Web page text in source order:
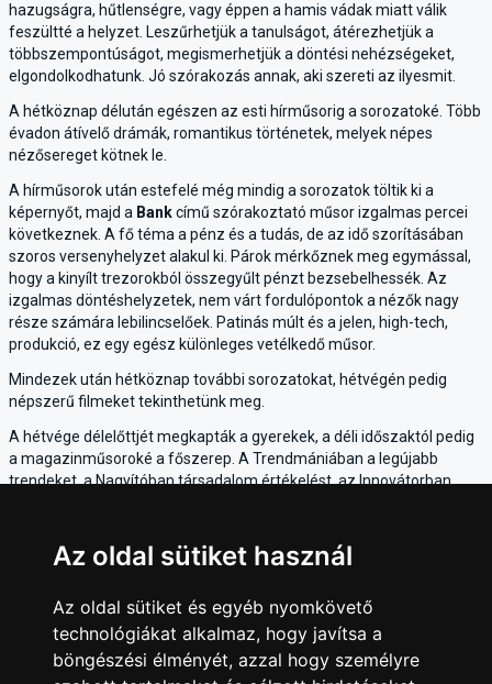
hazugságra, hűtlenségre, vagy éppen a hamis vádak miatt válik
feszültté a helyzet. Leszűrhetjük a tanulságot, átérezhetjük a
többszempontúságot, megismerhetjük a döntési nehézségeket,
elgondolkodhatunk. Jó szórakozás annak, aki szereti az ilyesmit.
A hétköznap délután egészen az esti hírműsorig a sorozatoké. Több
évadon átívelő drámák, romantikus történetek, melyek népes
nézősereget kötnek le.
A hírműsorok után estefelé még mindig a sorozatok töltik ki a
képernyőt, majd a Bankcímű szórakoztató műsor izgalmas percei
következnek. A fő téma a pénz és a tudás, de az idő szorításában
szoros versenyhelyzet alakul ki. Párok mérkőznek meg egymással,
hogy a kinyílt trezorokból összegyűlt pénzt bezsebelhessék. Az
izgalmas döntéshelyzetek, nem várt fordulópontok a nézők nagy
része számára lebilincselőek. Patinás múlt és a jelen, high-tech,
produkció, ez egy egész különleges vetélkedő műsor.
Mindezek után hétköznap további sorozatokat, hétvégén pedig
népszerű filmeket tekinthetünk meg.
A hétvége délelőttjét megkapták a gyerekek, a déli időszaktól pedig
a magazinműsoroké a főszerep. A Trendmániában a legújabb
trendeket, a Nagyítóban társadalom értékelést, az Innovátorban
Gömb: Vertikál Kupa
adásában a környezettudatosság
lehetőségeit ismerhetjük meg.
Ezen kívül színre lép egy autós, egy kutyás, egy női és egy gasztro
magazin is, tehát a TV2 műsorában mindenki talál számára
megfelelő programot.
Az oldal sütiket használ
Az oldal sütiket és egyéb nyomkövető
technológiákat alkalmaz, hogy javítsa a
böngészési élményét, azzal hogy személyre